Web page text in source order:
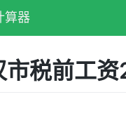
算器
市税前工